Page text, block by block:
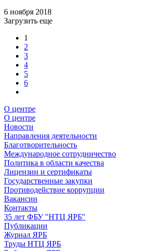
6 ноября 2018
Загрузить еще
1
2
3
4
5
6
О центре
О центре
Новости
Направления деятельности
Благотворительность
Международное сотрудничество
Политика в области качества
Лицензии и сертификаты
Государственные закупки
Противодействие коррупции
Вакансии
Контакты
35 лет ФБУ "НТЦ ЯРБ"
Публикации
Журнал ЯРБ
Труды НТЦ ЯРБ